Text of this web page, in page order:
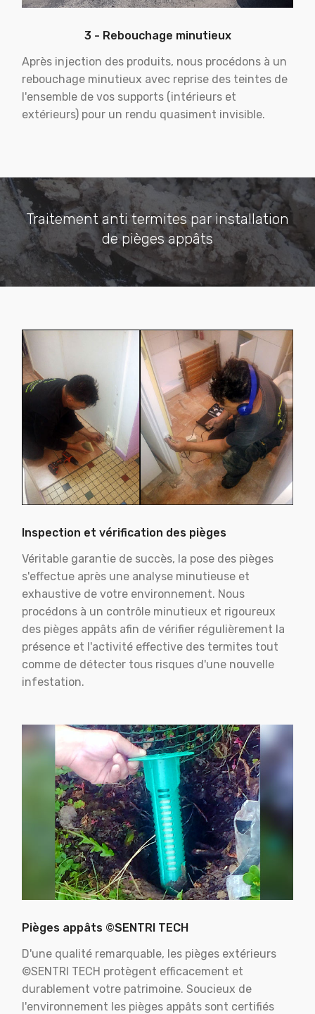
3 - Rebouchage minutieux
Après injection des produits, nous procédons à un
rebouchage minutieux avec reprise des teintes de
l'ensemble de vos supports (intérieurs et
extérieurs) pour un rendu quasiment invisible.
Traitement anti termites par installation
de pièges appâts
Inspection et vérification des pièges
Véritable garantie de succès, la pose des pièges
s'effectue après une analyse minutieuse et
exhaustive de votre environnement. Nous
procédons à un contrôle minutieux et rigoureux
des pièges appâts afin de vérifier régulièrement la
présence et l'activité effective des termites tout
comme de détecter tous risques d'une nouvelle
infestation.
Pièges appâts ©SENTRI TECH
D'une qualité remarquable, les pièges extérieurs
©SENTRI TECH protègent efficacement et
durablement votre patrimoine. Soucieux de
l'environnement les pièges appâts sont certifiés